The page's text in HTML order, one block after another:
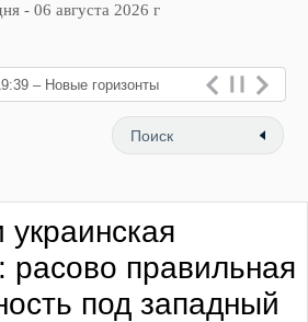
- 06 августа 2026 г
– Новые горизонты
флебологии: в Москве
открылся «Городской центр
вен и
украинская
расово правильная
под западный